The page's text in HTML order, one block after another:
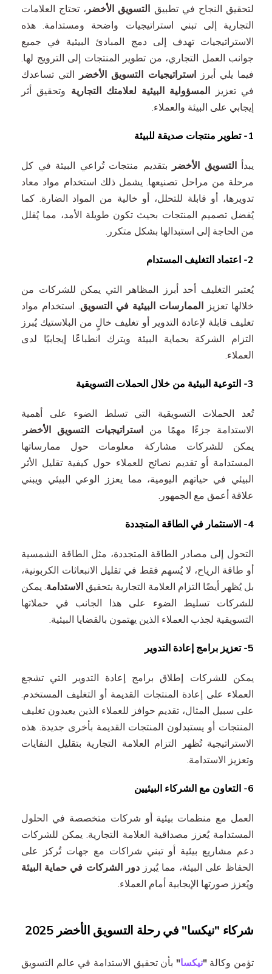
لتحقيق النجاح في تطبيق التسويق الأخضر ، تحتاج العلامات
التجارية إلى تبني استراتيجيات واضحة ومستدامة. هذه
الاستراتيجيات تهدف إلى دمج المبادئ البيئية في جميع
جوانب العمل التجاري، من تطوير المنتجات إلى الترويج لها.
فيما يلي أبرزاستراتيجيات التسويق الأخضر
التي تساعدك
في تعزيز المسؤولية البيئية لعلامتك التجارية وتحقيق أثر
إيجابي على البيئة والعملاء.
1- تطوير منتجات صديقة للبيئة
يبدأالتسويق الأخضر
بتقديم منتجات تُراعي البيئة في كل
مرحلة من مراحل تصنيعها. يشمل ذلك استخدام مواد معاد
تدويرها، أو قابلة للتحلل، أو خالية من المواد الضارة. كما
يُفضل تصميم المنتجات بحيث تكون طويلة الأمد، مما يُقلل
من الحاجة إلى استبدالها بشكل متكرر.
2- اعتماد التغليف المستدام
يُعتبر التغليف أحد أبرز المظاهر التي يمكن للشركات من
خلالها تعزيز الممارسات البيئية في التسويق . استخدام مواد
تغليف قابلة لإعادة التدوير أو تغليف خالٍ من البلاستيك يُبرز
التزام الشركة بحماية البيئة ويترك انطباعًا إيجابيًا لدى
العملاء.
3- التوعية البيئية من خلال الحملات التسويقية
تُعد الحملات التسويقية التي تسلط الضوء على أهمية
الاستدامة جزءًا مهمًا مناستراتيجيات التسويق الأخضر
يمكن للشركات مشاركة معلومات حول ممارساتها
المستدامة أو تقديم نصائح للعملاء حول كيفية تقليل الأثر
البيئي في حياتهم اليومية، مما يعزز الوعي البيئي ويبني
علاقة أعمق مع الجمهور.
4- الاستثمار في الطاقة المتجددة
التحول إلى مصادر الطاقة المتجددة، مثل الطاقة الشمسية
أو طاقة الرياح، لا يُسهم فقط في تقليل الانبعاثات الكربونية،
بل يُظهر أيضًا التزام العلامة التجارية بتحقيق الاستدامة . يمكن
للشركات تسليط الضوء على هذا الجانب في حملاتها
التسويقية لجذب العملاء الذين يهتمون بالقضايا البيئية.
5- تعزيز برامج إعادة التدوير
يمكن للشركات إطلاق برامج إعادة التدوير التي تشجع
العملاء على إعادة المنتجات القديمة أو التغليف المستخدم.
على سبيل المثال، تقديم حوافز للعملاء الذين يعيدون تغليف
المنتجات أو يستبدلون المنتجات القديمة بأخرى جديدة. هذه
الاستراتيجية تُظهر التزام العلامة التجارية بتقليل النفايات
وتعزيز الاستدامة.
6- التعاون مع الشركاء البيئيين
العمل مع منظمات بيئية أو شركات متخصصة في الحلول
المستدامة يُعزز مصداقية العلامة التجارية. يمكن للشركات
دعم مشاريع بيئية أو تبني شراكات مع جهات تُركز على
الحفاظ على البيئة، مما يُبرزدور الشركات في حماية البيئة
ويُعزز صورتها الإيجابية أمام العملاء.
شركاء "نيكسا" في رحلة التسويق الأخضر 2025
تؤمن وكالة"نيكسا" بأن تحقيق الاستدامة في عالم التسويق